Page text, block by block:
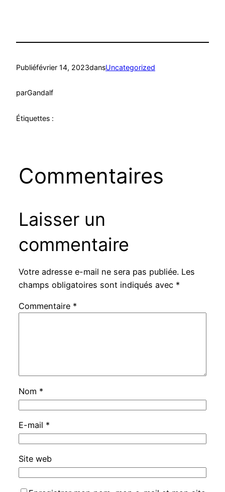
Publiéfévrier 14, 2023dansUncategorized
parGandalf
Étiquettes :
Commentaires
Laisser un
commentaire
Votre adresse e-mail ne sera pas publiée. Les
champs obligatoires sont indiqués avec *
Commentaire *
Nom *
E-mail *
Site web